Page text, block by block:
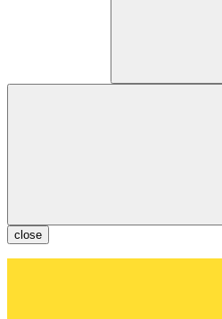
close